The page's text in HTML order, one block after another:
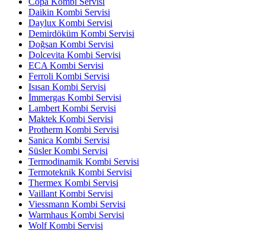
Daikin Kombi Servisi
Daylux Kombi Servisi
Demirdöküm Kombi Servisi
Doğsan Kombi Servisi
Dolcevita Kombi Servisi
ECA Kombi Servisi
Ferroli Kombi Servisi
Isısan Kombi Servisi
İmmergas Kombi Servisi
Lambert Kombi Servisi
Maktek Kombi Servisi
Protherm Kombi Servisi
Sanica Kombi Servisi
Süsler Kombi Servisi
Termodinamik Kombi Servisi
Termoteknik Kombi Servisi
Thermex Kombi Servisi
Vaillant Kombi Servisi
Viessmann Kombi Servisi
Warmhaus Kombi Servisi
Wolf Kombi Servisi